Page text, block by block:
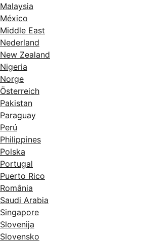
Malaysia
México
Middle East
Nederland
New Zealand
Nigeria
Norge
Österreich
Pakistan
Paraguay
Perú
Philippines
Polska
Portugal
Puerto Rico
România
Saudi Arabia
Singapore
Slovenija
Slovensko